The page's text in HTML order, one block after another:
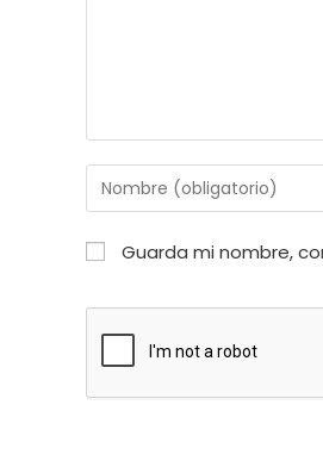
Introduce
tu
nombre
o
Guarda mi nombre,